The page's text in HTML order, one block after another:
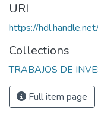
URI
https://
Collections
TRABAJOS DE
Full item page